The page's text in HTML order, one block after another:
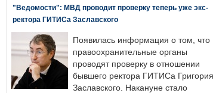
"Ведомости": МВД проводит проверку теперь уже экс-
ректора ГИТИСа Заславского
Появилась информация о том, что
правоохранительные органы
проводят проверку в отношении
бывшего ректора ГИТИСа Григория
Заславского. Накануне стало